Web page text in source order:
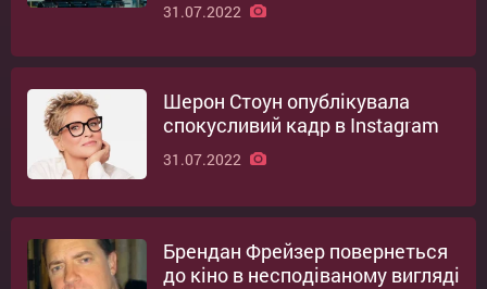
31.07.2022
Шерон Стоун опублікувала
спокусливий кадр в Instagram
31.07.2022
Брендан Фрейзер повернеться
до кіно в несподіваному вигляді